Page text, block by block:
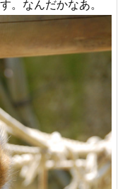
。なんだかなあ。